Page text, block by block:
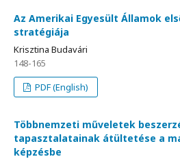
Az Amerikai Egyesült Államok
stratégiája
Krisztina Budavári
148-165
PDF (English)
Többnemzeti műveletek
tapasztalatainak átültetése a
képzésbe